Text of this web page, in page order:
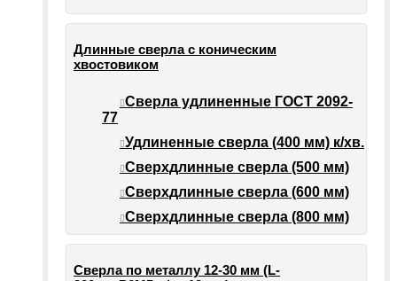
Длинные сверла с коническим
хвостовиком
Сверла удлиненные ГОСТ 2092-
77
Удлиненные сверла (400 мм) к/хв.
Сверхдлинные сверла (500 мм)
Сверхдлинные сверла (600 мм)
Сверхдлинные сверла (800 мм)
Сверла по металлу 12-30 мм (L-